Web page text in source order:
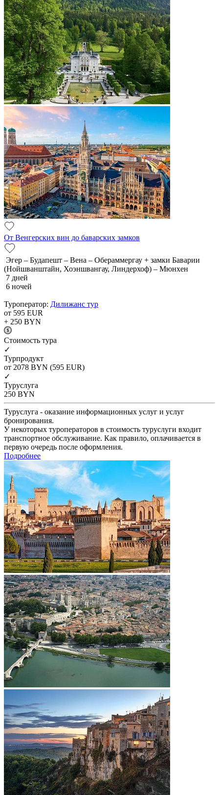
От Венгерских вин до баварских замков
Эгер – Будапешт – Вена – Обераммергау + замки Баварии
(Нойшванштайн, Хоэншвангау, Линдерхоф) – Мюнхен
7 дней
6 ночей
Туроператор: Дилижанс тур
от 595 EUR
+ 250 BYN
Cтоимость тура
✓
Турпродукт
от 2078 BYN (595 EUR)
✓
Туруслуга
250 BYN
Туруслуга - оказание информационных услуг и услуг
бронирования.
У некоторых туроператоров в стоимость туруслуги входит
транспортное обслуживание. Как правило, оплачивается в
первую очередь после оформления.
Подробнее